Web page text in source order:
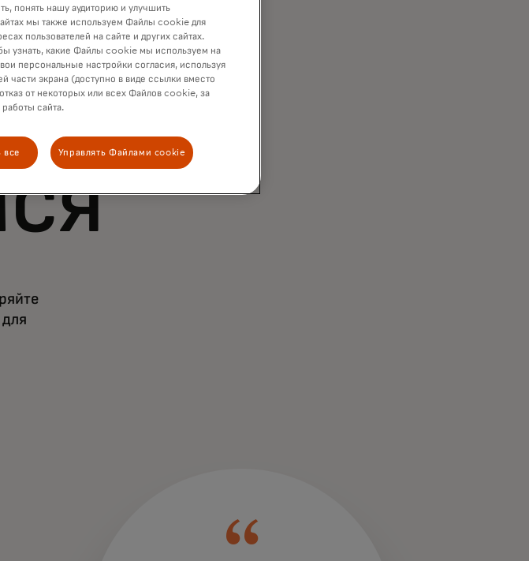
понять нашу аудиторию и улучшить
мы также используем Файлы cookie для
пользователей на сайте и других сайтах.
узнать, какие Файлы cookie мы используем на
персональные настройки согласия, используя
экрана (доступно в виде ссылки вместо
от некоторых или всех Файлов cookie, за
сайта.
все Управлять Файлами cookie